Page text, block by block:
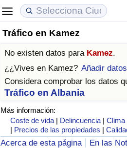
Tráfico en Kamez
No existen datos para Kamez.
¿¿Vives en Kamez? Añadir
Considera comprobar los datos
Tráfico en Albania
Más información:
Coste de vida | Delincuencia |Clima
| Precios de las propiedades |
Acerca de esta página
En las
Coste de vida
Índice de Costo de Vida
Índice de costo de vida por país
en aqaba
Precios de las propiedades
Índice de Precios de Inmuebles
Índice de Precios de Inmuebles
Calidad de Vida
Índice de Calidad de Vida
Índice de calidad de vida por país
Delincuencia